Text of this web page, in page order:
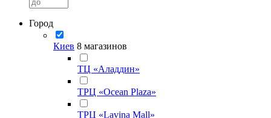
Город
Киев 8 магазинов
ТЦ «Аладдин»
ТРЦ «Ocean Plaza»
ТРЦ «Lavina Mall»